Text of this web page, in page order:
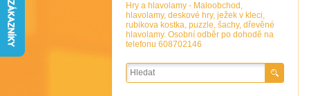
Hry a hlavolamy - Maloobchod,
hlavolamy, deskové hry, ježek v kleci,
rubikova kostka, puzzle, šachy, dřevěné
hlavolamy. Osobní odběr po dohodě na
telefonu 608702146